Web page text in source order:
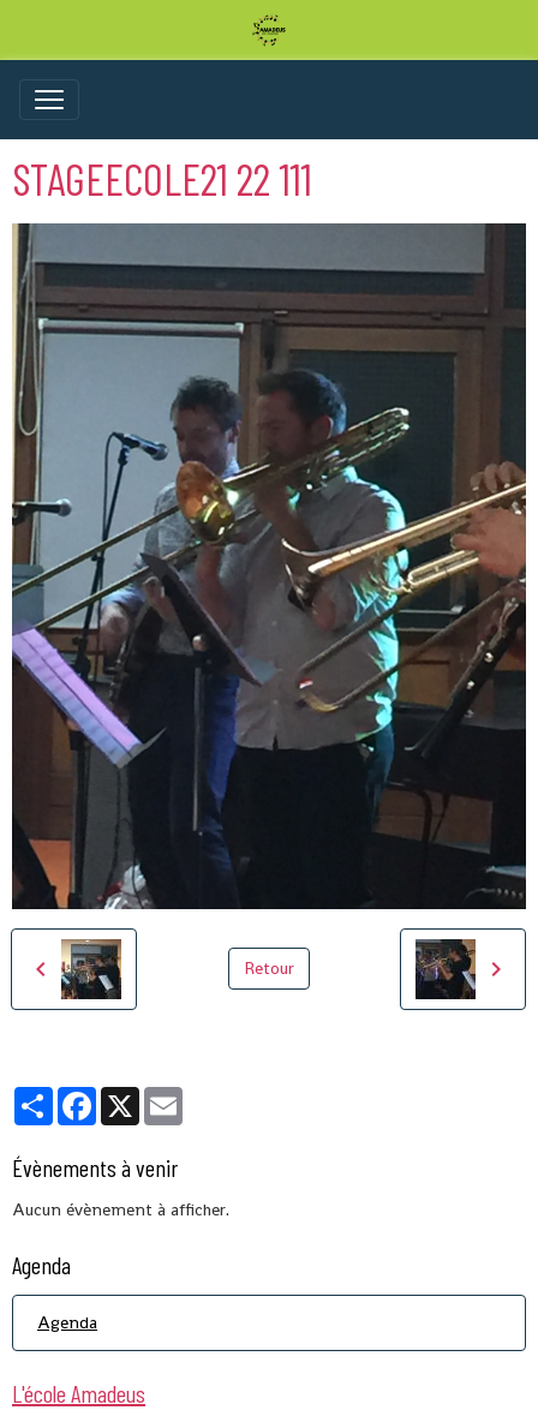
STAGEECOLE21 22 111
Retour
PartagerFacebook
X
Évènements à venir
Aucun évènement à afficher.
Agenda
Agenda
L'école Amadeus